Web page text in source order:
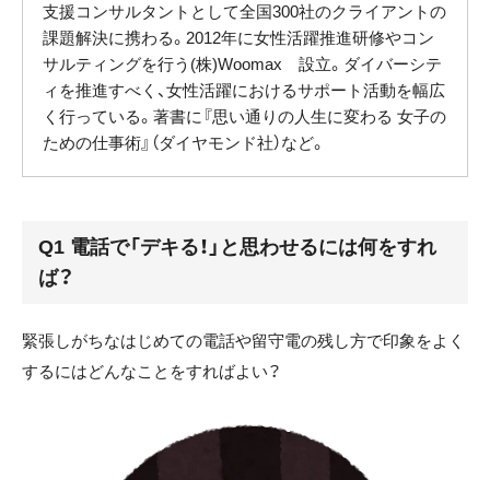
支援コンサルタントとして全国300社のクライアントの
課題解決に携わる。2012年に女性活躍推進研修やコン
サルティングを行う(株)Woomax 設立。ダイバーシテ
ィを推進すべく、女性活躍におけるサポート活動を幅広
く行っている。著書に『思い通りの人生に変わる 女子の
ための仕事術』（ダイヤモンド社）など。
Q1 電話で「デキる！」と思わせるには何をすれ
ば？
緊張しがちなはじめての電話や留守電の残し方で印象をよく
するにはどんなことをすればよい？